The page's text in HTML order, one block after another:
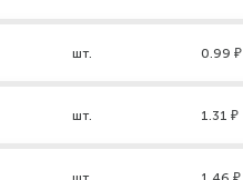
шт. 0.99 ₽
шт. 1.31 ₽